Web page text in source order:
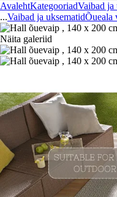
AvalehtKategooriadVaibad ja
...Vaibad ja uksematidÕueala
Näita galeriid